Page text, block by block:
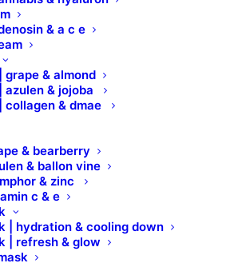
& a c e
grape & almond
azulen & jojoba
collagen & dmae
& bearberry
& ballon vine
& zinc
c & e
| hydration & cooling down
| refresh & glow
Silikoneinsatz für Wax Heater
von Filmwachs,
wasser- und öllöslichen
ein sauberes und schnelles
110 mm, Höhe 71 mm